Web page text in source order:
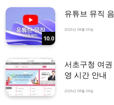
10.0
유튜브 뮤직
2026년 08월 05일
서초구청 여
영 시간 안내
2026년 08월 04일